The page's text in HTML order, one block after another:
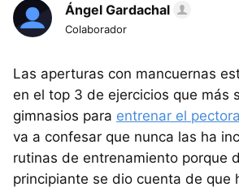
Ángel Gardachal
Colaborador
Las aperturas con mancuernas
en el top 3 de ejercicios que más
gimnasios para entrenar el
va a confesar que nunca las ha
rutinas de entrenamiento porque
principiante se dio cuenta de que